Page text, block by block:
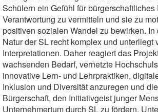
Schülern ein Gefühl für
Verantwortung zu vermitteln und sie zu
positiven sozialen Wandel zu bewirken.
Natur der SL recht komplex und unterliegt
Interpretationen. Daher reagiert das
wachsenden Bedarf, vernetzte
innovative Lern- und Lehrpraktiken,
Inklusion und Diversität anzuregen und
Bürgerschaft, den Initiativgeist junger
Unternehmertum durch SL zu fördern.